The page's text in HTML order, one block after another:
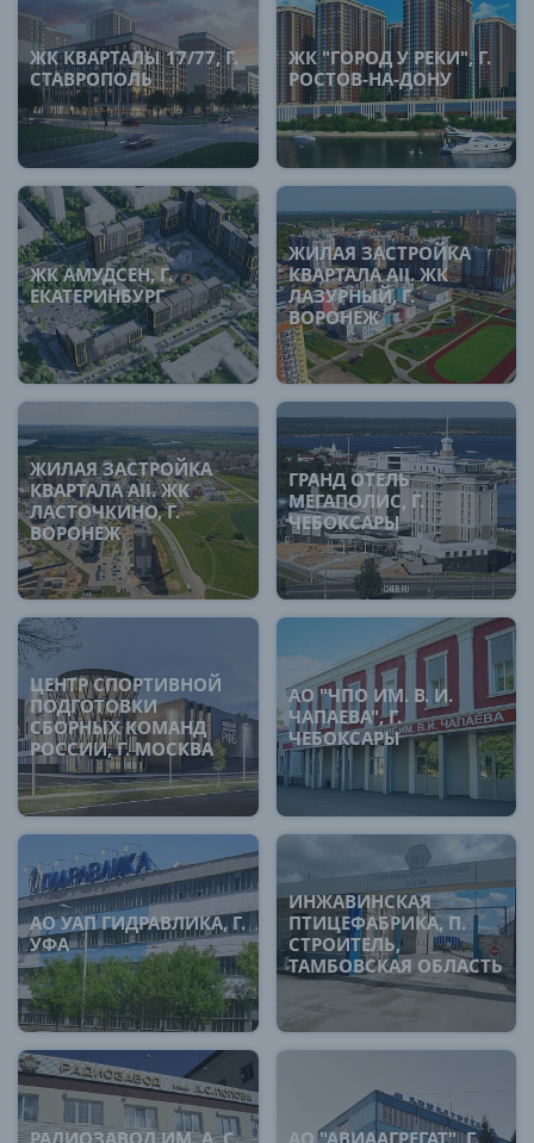
ЖК КВАРТАЛЫ 17/77, Г.
СТАВРОПОЛЬ
ЖК "ГОРОД У РЕКИ", Г.
РОСТОВ-НА-ДОНУ
ЖК АМУДСЕН, Г.
ЕКАТЕРИНБУРГ
ЖИЛАЯ ЗАСТРОЙКА
КВАРТАЛА AII. ЖК
ЛАЗУРНЫЙ, Г.
ВОРОНЕЖ
ЖИЛАЯ ЗАСТРОЙКА
КВАРТАЛА AII. ЖК
ЛАСТОЧКИНО, Г.
ВОРОНЕЖ
ГРАНД ОТЕЛЬ
МЕГАПОЛИС, Г.
ЧЕБОКСАРЫ
ЦЕНТР СПОРТИВНОЙ
ПОДГОТОВКИ
СБОРНЫХ КОМАНД
РОССИИ, Г. МОСКВА
АО "ЧПО ИМ. В. И.
ЧАПАЕВА", Г.
ЧЕБОКСАРЫ
АО УАП ГИДРАВЛИКА, Г.
УФА
ИНЖАВИНСКАЯ
ПТИЦЕФАБРИКА, П.
СТРОИТЕЛЬ,
ТАМБОВСКАЯ ОБЛАСТЬ